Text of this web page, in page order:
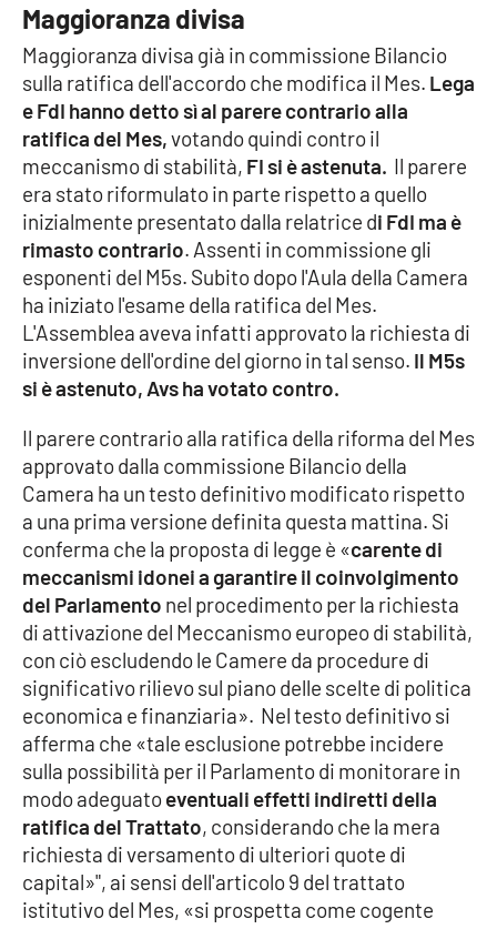
Economia e Lavoro
Politica
Sanità
Società
Sport
RUBRICHE
Good Morning Vietnam
Parchi Marini Calabria
Leggendo Alvaro insieme
Imprese Di Calabria
Le perfidie di Antonella Grippo
Venti di comunicazione
STREAMING
LaC TV
LaC Network
Maggioranza divisa
Maggioranza divisa già in commissione Bilancio
sulla ratifica dell'accordo che modifica il Mes. Lega
e FdI hanno detto sì al parere contrario alla
ratifica del Mes,votando quindi contro il
meccanismo di stabilità, FI si è astenuta. Il parere
era stato riformulato in parte rispetto a quello
inizialmente presentato dalla relatrice di FdI ma è
rimasto contrario. Assenti in commissione gli
esponenti del M5s. Subito dopo l'Aula della Camera
ha iniziato l'esame della ratifica del Mes.
L'Assemblea aveva infatti approvato la richiesta di
inversione dell'ordine del giorno in tal senso. Il M5s
si è astenuto, Avs ha votato contro.
Il parere contrario alla ratifica della riforma del Mes
approvato dalla commissione Bilancio della
Camera ha un testo definitivo modificato rispetto
a una prima versione definita questa mattina. Si
conferma che la proposta di legge è «carente di
meccanismi idonei a garantire il coinvolgimento
del Parlamento nel procedimento per la richiesta
di attivazione del Meccanismo europeo di stabilità,
con ciò escludendo le Camere da procedure di
significativo rilievo sul piano delle scelte di politica
economica e finanziaria». Nel testo definitivo si
afferma che «tale esclusione potrebbe incidere
sulla possibilità per il Parlamento di monitorare in
modo adeguatoeventuali effetti indiretti della
ratifica del Trattato, considerando che la mera
richiesta di versamento di ulteriori quote di
capital»", ai sensi dell'articolo 9 del trattato
istitutivo del Mes, «si prospetta come cogente